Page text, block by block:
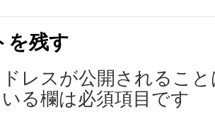
を残す
レスが公開されるこ
る欄は必須項目です